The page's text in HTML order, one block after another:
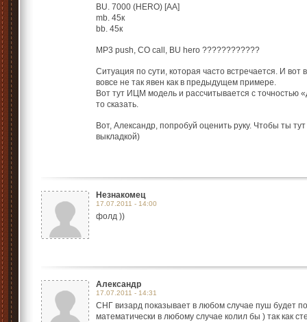
BU. 7000 (HERO) [AA]
mb. 45к
bb. 45к
MP3 push, CO call, BU hero ????????????
Ситуация по сути, которая часто встречается. И вот
вовсе не так явен как в предыдущем примере.
Вот тут ИЦМ модель и рассчитывается с точностью
то сказать.
Вот, Александр, попробуй оценить руку. Чтобы ты
выкладкой)
Незнакомец
17.07.2011 - 14:00
фолд ))
Александр
17.07.2011 - 14:31
СНГ визард показывает в любом случае пуш будет
математически в любому случае колил бы ) так как